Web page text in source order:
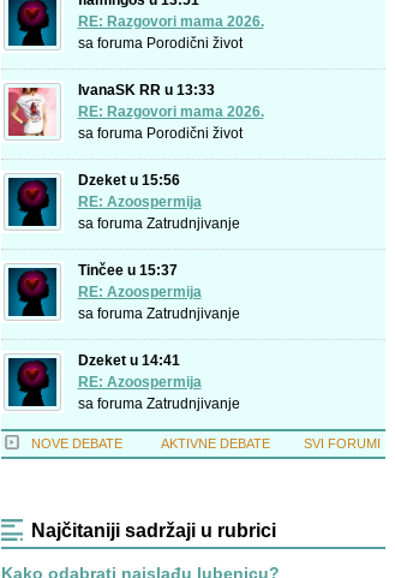
RE: Razgovori mama 2026.
sa foruma Porodični život
IvanaSK RR u 13:33
RE: Razgovori mama 2026.
sa foruma Porodični život
Dzeket u 15:56
RE: Azoospermija
sa foruma Zatrudnjivanje
Tinčee u 15:37
RE: Azoospermija
sa foruma Zatrudnjivanje
Dzeket u 14:41
RE: Azoospermija
sa foruma Zatrudnjivanje
NOVE DEBATE AKTIVNE DEBATE SVI FORUMI
Najčitaniji sadržaji u rubrici
Kako odabrati najslađu lubenicu?